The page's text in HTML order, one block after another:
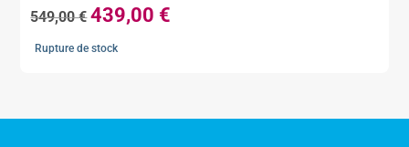
549,00€Le
prix
439,00 €
Rupture de stock